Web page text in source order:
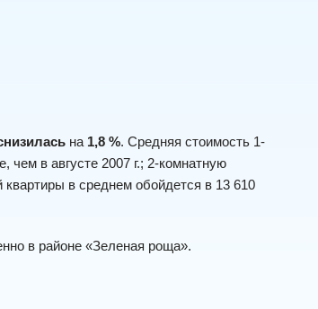
на 1,8 %. Средняя стоимость 1-
чем в августе 2007 г.; 2-комнатную
в среднем обойдется в 13 610
в районе «Зеленая роща».